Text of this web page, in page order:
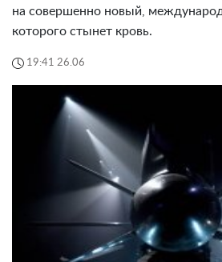
на совершенно новый,
которого стынет кровь.
19:41 26.06